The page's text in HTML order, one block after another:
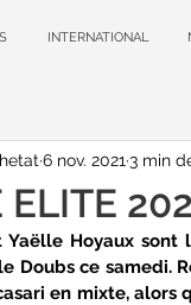
INTERNATIONAL
ELITE
6 nov. 2021 3 min
Hoyaux
Doubs ce samedi.
en mixte,